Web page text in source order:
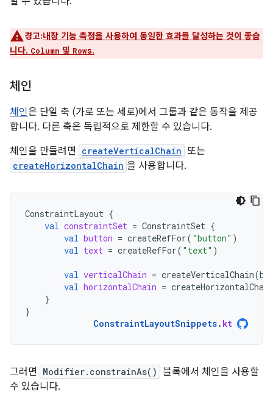
경고:내장 기능 측정을 사용하여 동일한 효과를 달성하는 것이 좋습
니다. Column 및 Rows.
체인
체인은 단일 축 (가로 또는 세로)에서 그룹과 같은 동작을 제공
합니다. 다른 축은 독립적으로 제한할 수 있습니다.
체인을 만들려면
createVerticalChain 또는
createHorizontalChain 을 사용합니다.
ConstraintLayout {
val constraintSet = ConstraintSet {
val button = createRefFor( "button" )
val text = createRefFor( "text" )
val verticalChain = createVerticalChain(
val horizontalChain = createHorizontalChain
}
}
ConstraintLayoutSnippets. kt
그러면 Modifier.constrainAs()
블록에서 체인을 사용할
수 있습니다.